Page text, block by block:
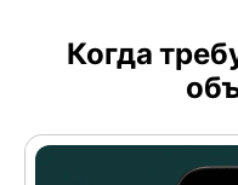
Когда